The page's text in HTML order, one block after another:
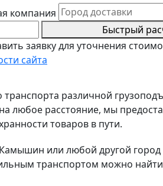
Быстрый
заявку для уточнения
сайта
различной
любое расстояние, мы
товаров в пути.
или любой другой город
транспортом можно